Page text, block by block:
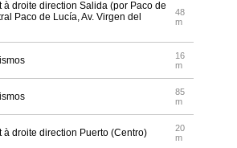
à droite direction Salida (por Paco de
Paco de Lucía, Av. Virgen del
48
m
16
m
85
m
à droite direction Puerto (Centro)
20
m